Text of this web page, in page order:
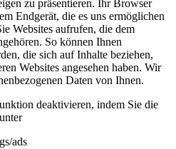
zu präsentieren. Ihr Browser
Endgerät, die es uns ermöglichen
Websites aufrufen, die dem
So können Ihnen
die sich auf Inhalte beziehen,
Websites angesehen haben. Wir
Daten von Ihnen.
deaktivieren, indem Sie die
ads